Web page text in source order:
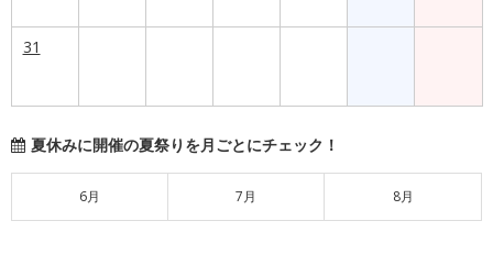
31
夏休みに開催の夏祭りを月ごとにチェック！
6月 7月 8月